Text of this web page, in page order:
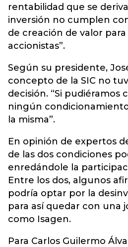
rentabilidad que se
inversión no cumplen
de creación de valor
accionistas”.
Según su presidente,
concepto de la SIC no
decisión. “Si pudiéramos
ningún
la misma”.
En opinión de expertos
de las dos condiciones
enredándole la
Entre los dos, algunos
podría optar por la
para así quedar con una
como Isagen.
Para Carlos Guilermo